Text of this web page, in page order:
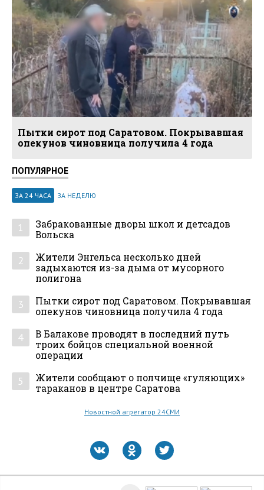
Пытки сирот под Саратовом. Покрывавшая
опекунов чиновница получила 4 года
ПОПУЛЯРНОЕ
ЗА 24 ЧАСА ЗА НЕДЕЛЮ
1
Забракованные дворы школ и детсадов
Вольска
2
Жители Энгельса несколько дней
задыхаются из-за дыма от мусорного
полигона
3
Пытки сирот под Саратовом. Покрывавшая
опекунов чиновница получила 4 года
4
В Балакове проводят в последний путь
троих бойцов специальной военной
операции
5
Жители сообщают о полчище «гуляющих»
тараканов в центре Саратова
Новостной агрегатор 24СМИ